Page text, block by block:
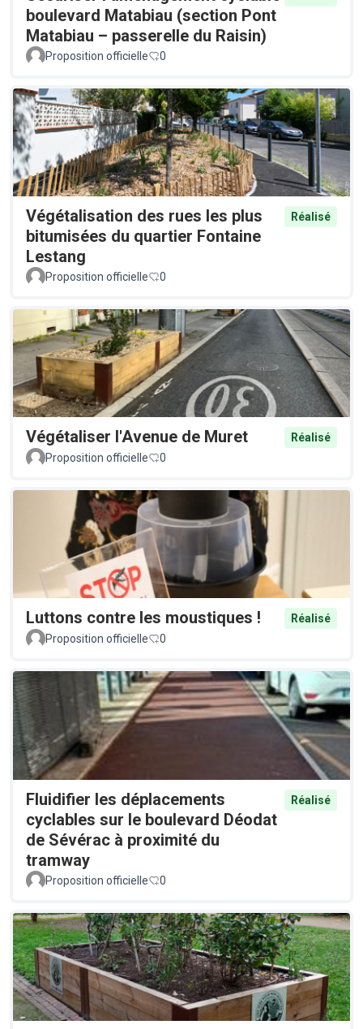
boulevard Matabiau (section Pont
Matabiau – passerelle du Raisin)
Proposition officielle 0
Végétalisation des rues les plus
bitumisées du quartier Fontaine
Lestang
Réalisé
Proposition officielle 0
Végétaliser l'Avenue de Muret
Réalisé
Proposition officielle
0
Luttons contre les moustiques !
Réalisé
Proposition officielle
0
Fluidifier les déplacements
cyclables sur le boulevard Déodat
de Sévérac à proximité du
tramway
Réalisé
Proposition officielle 0